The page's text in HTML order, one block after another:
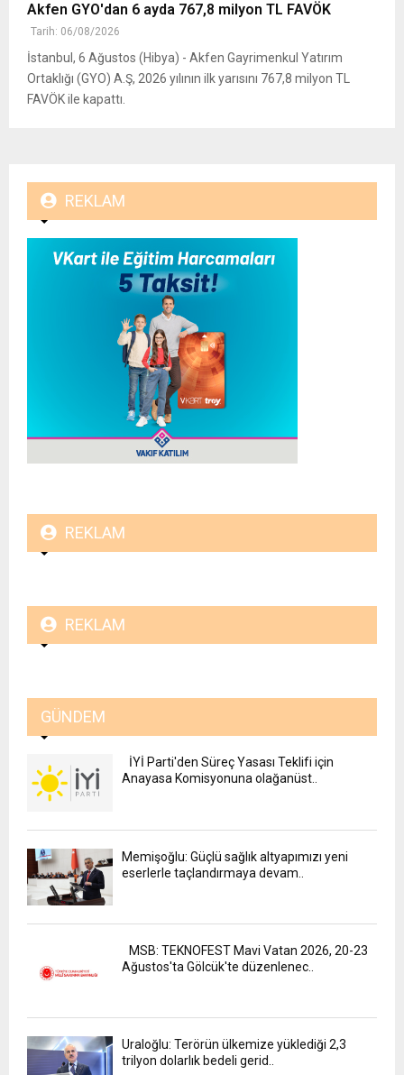
Akfen GYO'dan 6 ayda 767,8 milyon TL FAVÖK
Tarih: 06/08/2026
İstanbul, 6 Ağustos (Hibya) - Akfen Gayrimenkul Yatırım
Ortaklığı (GYO) A.Ş, 2026 yılının ilk yarısını 767,8 milyon TL
FAVÖK ile kapattı.
REKLAM
REKLAM
REKLAM
GÜNDEM
İYİ Parti'den Süreç Yasası Teklifi için
Anayasa Komisyonuna olağanüst..
Memişoğlu: Güçlü sağlık altyapımızı yeni
eserlerle taçlandırmaya devam..
MSB: TEKNOFEST Mavi Vatan 2026, 20-23
Ağustos'ta Gölcük'te düzenlenec..
Uraloğlu: Terörün ülkemize yüklediği 2,3
trilyon dolarlık bedeli gerid..